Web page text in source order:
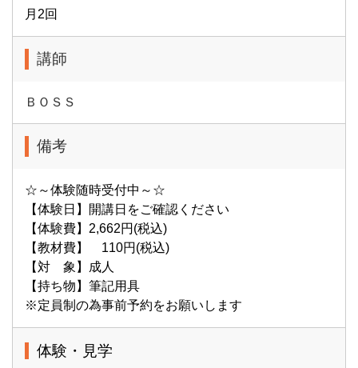
月2回
講師
ＢＯＳＳ
備考
☆～体験随時受付中～☆
【体験日】開講日をご確認ください
【体験費】2,662円(税込)
【教材費】 110円(税込)
【対 象】成人
【持ち物】筆記用具
※定員制の為事前予約をお願いします
体験・見学